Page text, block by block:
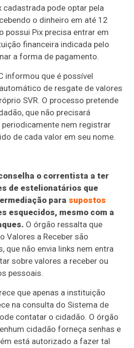
cadastrada pode optar pela
o dinheiro em até 12
possui Pix precisa entrar em
financeira indicada pelo
a forma de pagamento.
informou que é possível
de resgate de valores
SVR. O processo pretende
que não precisará
nem registrar
de cada valor em seu nome.
o correntista a ter
de estelionatários que
para supostos
esquecidos, mesmo com a
O órgão ressalta que
Valores a Receber são
que não envia links nem entra
sobre valores a receber ou
pessoais.
que apenas a instituição
na consulta do Sistema de
contatar o cidadão. O órgão
cidadão forneça senhas e
está autorizado a fazer tal